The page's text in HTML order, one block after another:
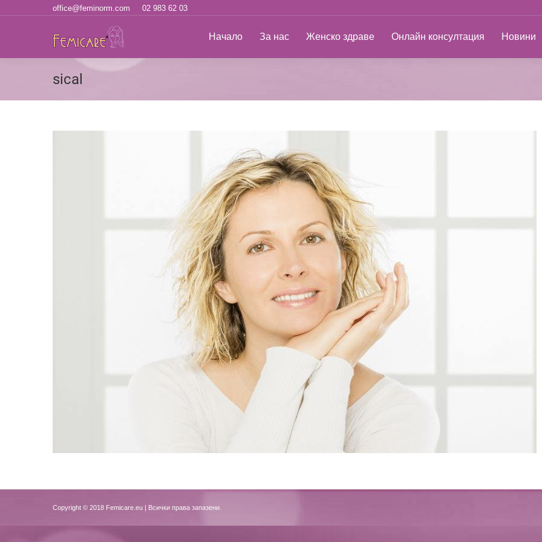
office@feminorm.com 02 983 62 03
Начало За нас Женско здраве Онлайн консултация Новини
sical
Copyright © 2018 Femicare.eu | Всички права запазени.
Начало За нас Женско здраве Онлайн консултация Новини